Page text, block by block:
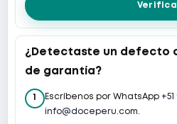
¿Detectaste un defecto
de garantía?
Escríbenos por WhatsApp
info@doceperu.com